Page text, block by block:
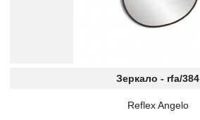
Зеркало - rfa/384
Reflex Angelo